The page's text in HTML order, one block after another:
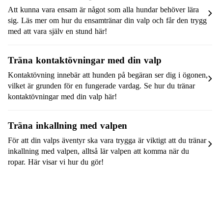
Att kunna vara ensam är något som alla hundar behöver lära
sig. Läs mer om hur du ensamtränar din valp och får den trygg
med att vara själv en stund här!
Träna kontaktövningar med din valp
Kontaktövning innebär att hunden på begäran ser dig i ögonen,
vilket är grunden för en fungerade vardag. Se hur du tränar
kontaktövningar med din valp här!
Träna inkallning med valpen
För att din valps äventyr ska vara trygga är viktigt att du tränar
inkallning med valpen, alltså lär valpen att komma när du
ropar. Här visar vi hur du gör!